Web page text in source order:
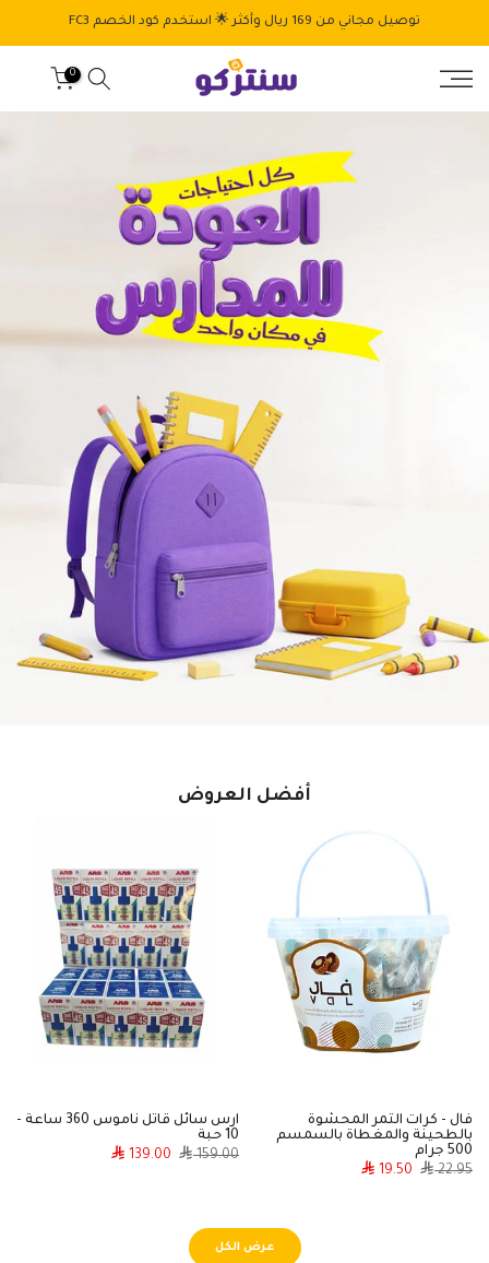
إلى
المحتوى
توصيل مجاني من 169 ريال وأكثر 🌟 استخدم كود الخصم FC3
0
أفضل العروض
فال - كرات التمر المحشوة
بالطحينة والمغطاة بالسمسم
500 جرام
22.95
19.50
ارس سائل قاتل ناموس 360 ساعة -
10 حبة
159.00
139.00
عرض الكل